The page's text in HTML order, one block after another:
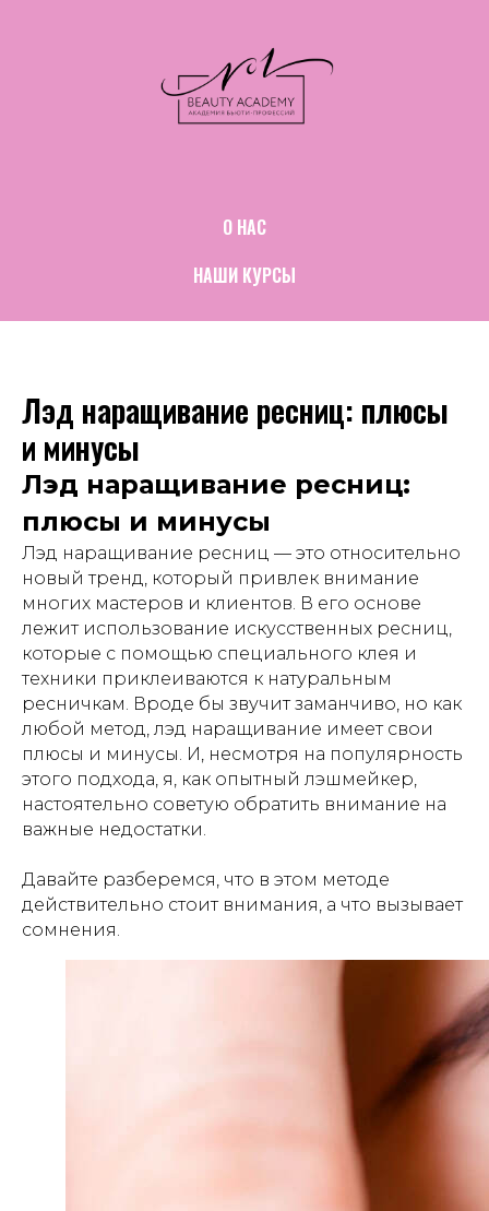
О НАС
НАШИ КУРСЫ
Лэд наращивание ресниц: плюсы
и минусы
Лэд наращивание ресниц:
плюсы и минусы
Лэд наращивание ресниц — это относительно
новый тренд, который привлек внимание
многих мастеров и клиентов. В его основе
лежит использование искусственных ресниц,
которые с помощью специального клея и
техники приклеиваются к натуральным
ресничкам. Вроде бы звучит заманчиво, но как
любой метод, лэд наращивание имеет свои
плюсы и минусы. И, несмотря на популярность
этого подхода, я, как опытный лэшмейкер,
настоятельно советую обратить внимание на
важные недостатки.
Давайте разберемся, что в этом методе
действительно стоит внимания, а что вызывает
сомнения.